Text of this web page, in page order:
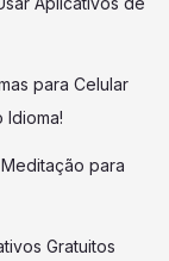
para Celular
Idioma!
para
Gratuitos